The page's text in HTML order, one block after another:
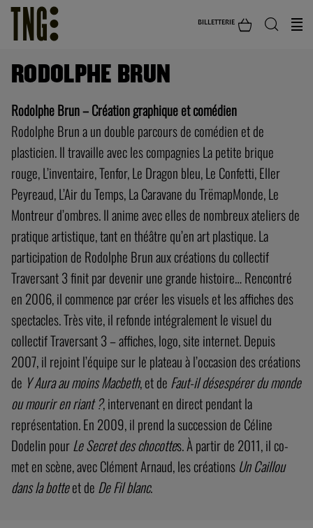
BILLETTERIE
RODOLPHE BRUN
Rodolphe Brun – Création graphique et comédien
Rodolphe Brun a un double parcours de comédien et de
plasticien. Il travaille avec les compagnies La petite brique
rouge, L’inventaire, Tenfor, Le Dragon bleu, Le Confetti, Eller
Peyreaud, L’Air du Temps, La Caravane du TrëmapMonde, Le
Montreur d’ombres. Il anime avec elles de nombreux ateliers de
pratique artistique, tant en théâtre qu’en art plastique. La
participation de Rodolphe Brun aux créations du collectif
Traversant 3 finit par devenir une grande histoire… Rencontré
en 2006, il commence par créer les visuels et les affiches des
spectacles. Très vite, il refonde intégralement le visuel du
collectif Traversant 3 – affiches, logo, site internet. Depuis
2007, il rejoint l’équipe sur le plateau à l’occasion des créations
de Y Aura au moins Macbeth, et de Faut-il désespérer du monde
ou mourir en riant ?, intervenant en direct pendant la
représentation. En 2009, il prend la succession de Céline
Dodelin pourLe Secret des chocottes. À partir de 2011, il co-
met en scène, avec Clément Arnaud, les créations Un Caillou
dans la botteet de De Fil blanc.